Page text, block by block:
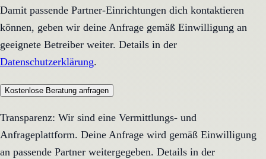
Damit passende Partner-Einrichtungen dich kontaktieren
können, geben wir deine Anfrage gemäß Einwilligung an
geeignete Betreiber weiter. Details in der
Datenschutzerklärung.
Kostenlose Beratung anfragen
Transparenz: Wir sind eine Vermittlungs- und
Anfrageplattform. Deine Anfrage wird gemäß Einwilligung
an passende Partner weitergegeben. Details in der